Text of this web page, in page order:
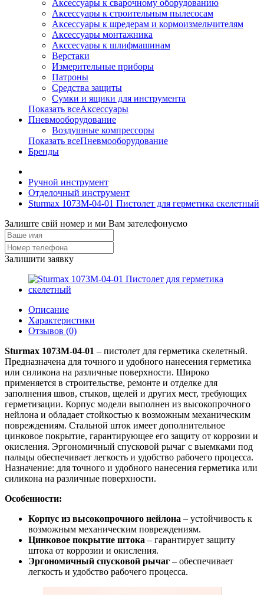
Аксессуары к сварочному оборудованию
Аксессуары к строительным пылесосам
Аксессуары к шредерам и кормоизмельчителям
Аксессуары монтажника
Акссесуары к шлифмашинам
Верстаки
Измерительные приборы
Патроны
Средства защиты
Сумки и ящики для инструмента
Показать всеАксессуары
Пневмооборудование
Воздушные компрессоры
Показать всеПневмооборудование
Бренды
Ручной инструмент
Отделочный инструмент
Sturmax 1073M-04-01 Пистолет для герметика скелетный
Залиште свій номер и ми Вам зателефонуємо
Залишити заявку
Описание
Характеристики
Отзывов (0)
Sturmax 1073M-04-01 – пистолет для герметика скелетный.
Предназначена для точного и удобного нанесения герметика
или силикона на различные поверхности. Широко
применяется в строительстве, ремонте и отделке для
заполнения швов, стыков, щелей и других мест, требующих
герметизации. Корпус модели выполнен из высокопрочного
нейлона и обладает стойкостью к возможным механическим
повреждениям. Стальной шток имеет дополнительное
цинковое покрытие, гарантирующее его защиту от коррозии и
окисления. Эргономичный спусковой рычаг с выемками под
пальцы обеспечивает легкость и удобство рабочего процесса.
Назначение: для точного и удобного нанесения герметика или
силикона на различные поверхности.
Особенности:
Корпус из высокопрочного нейлона – устойчивость к
возможным механическим повреждениям.
Цинковое покрытие штока – гарантирует защиту
штока от коррозии и окисления.
Эргономичный спусковой рычаг – обеспечивает
легкость и удобство рабочего процесса.